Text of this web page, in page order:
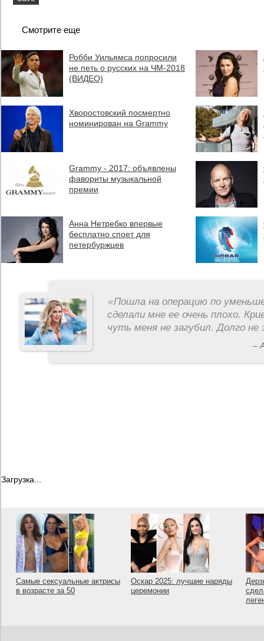
Смотрите еще
Робби Уильямса попросили
не петь о русских на ЧМ-2018
(ВИДЕО)
Хворостовский посмертно
номинирован на Grammy
Grammy - 2017: объявлены
фавориты музыкальной
премии
Анна Нетребко впервые
бесплатно споет для
петербуржцев
«Пошла на операцию по
сделали мне ее очень плохо.
чуть меня не загубил. Долго не
–
Загрузка...
Самые сексуальные актрисы
в возрасте за 50
Оскар 2025: лучшие наряды
церемонии